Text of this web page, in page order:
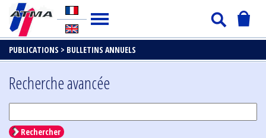
PUBLICATIONS > BULLETINS ANNUELS
Recherche avancée
Rechercher